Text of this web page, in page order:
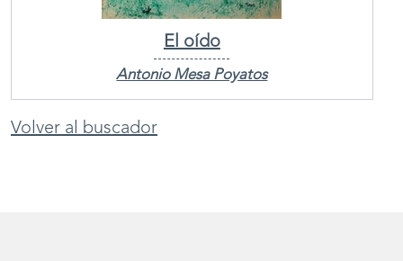
El oído
Antonio Mesa Poyatos
Volver al buscador